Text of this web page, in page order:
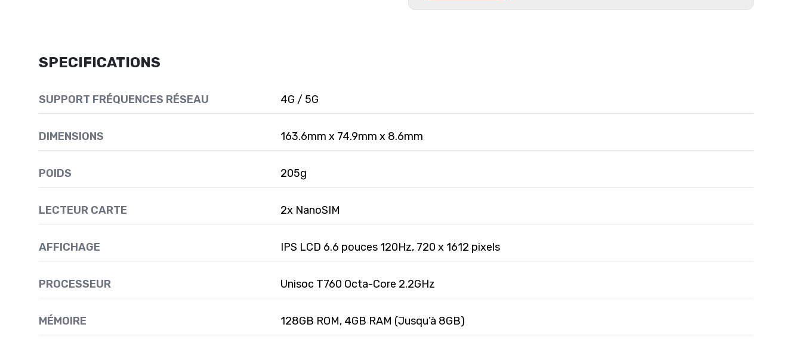
SPECIFICATIONS
SUPPORT FRÉQUENCES RÉSEAU 4G / 5G
DIMENSIONS 163.6mm x 74.9mm x 8.6mm
POIDS 205g
LECTEUR CARTE 2x NanoSIM
AFFICHAGE IPS LCD 6.6 pouces 120Hz, 720 x 1612 pixels
PROCESSEUR Unisoc T760 Octa-Core 2.2GHz
MÉMOIRE 128GB ROM, 4GB RAM (Jusqu’à 8GB)